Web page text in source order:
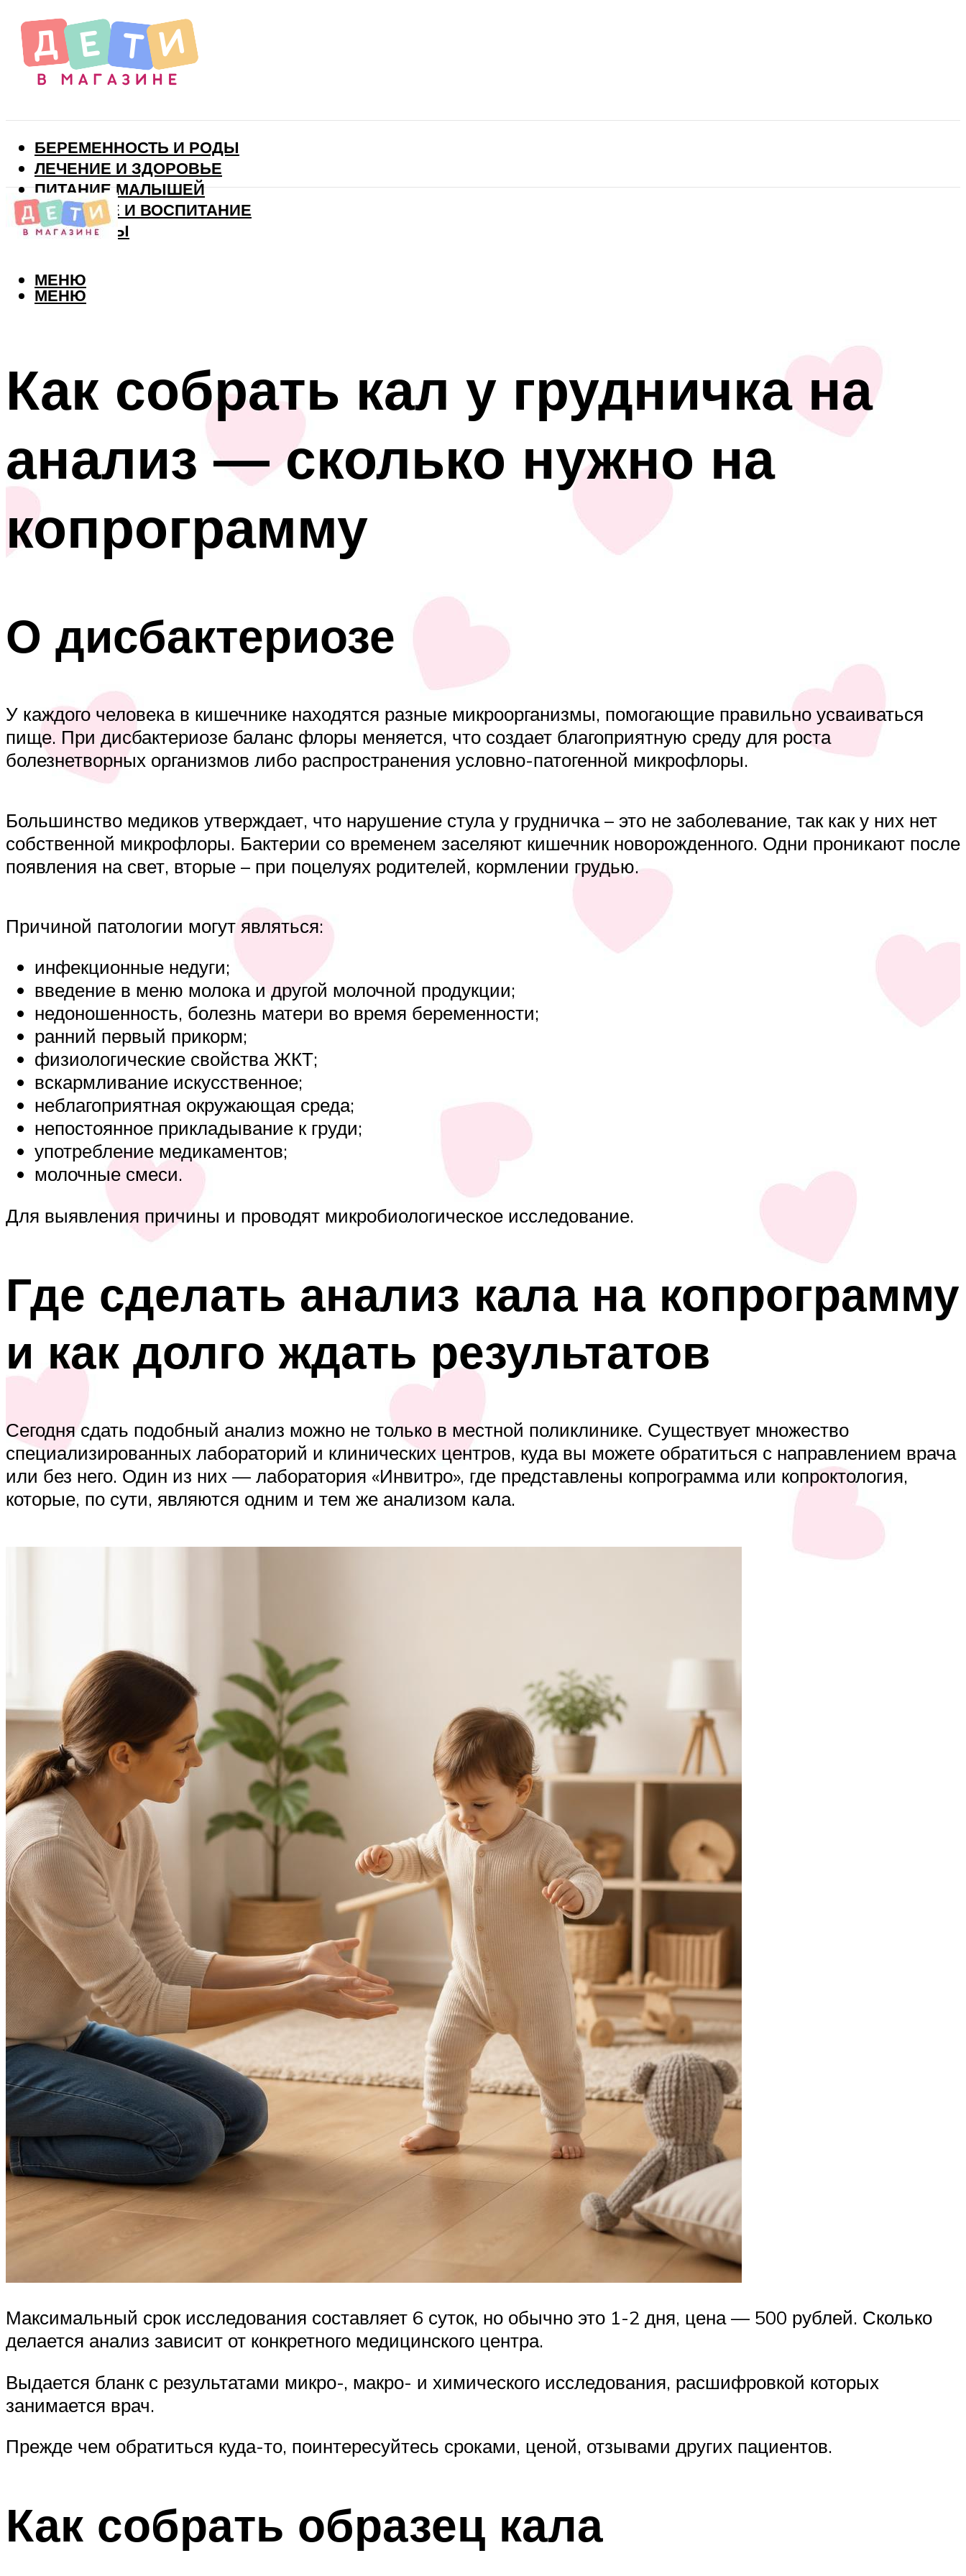
БЕРЕМЕННОСТЬ И РОДЫ
ЛЕЧЕНИЕ И ЗДОРОВЬЕ
ПИТАНИЕ МАЛЫШЕЙ
РАЗВИТИЕ И ВОСПИТАНИЕ
ВИТАМИНЫ
МЕНЮ
МЕНЮ
Как собрать кал у грудничка на
анализ — сколько нужно на
копрограмму
О дисбактериозе
У каждого человека в кишечнике находятся разные микроорганизмы, помогающие правильно усваиваться
пище. При дисбактериозе баланс флоры меняется, что создает благоприятную среду для роста
болезнетворных организмов либо распространения условно-патогенной микрофлоры.
Большинство медиков утверждает, что нарушение стула у грудничка – это не заболевание, так как у них нет
собственной микрофлоры. Бактерии со временем заселяют кишечник новорожденного. Одни проникают после
появления на свет, вторые – при поцелуях родителей, кормлении грудью.
Причиной патологии могут являться:
инфекционные недуги;
введение в меню молока и другой молочной продукции;
недоношенность, болезнь матери во время беременности;
ранний первый прикорм;
физиологические свойства ЖКТ;
вскармливание искусственное;
неблагоприятная окружающая среда;
непостоянное прикладывание к груди;
употребление медикаментов;
молочные смеси.
Для выявления причины и проводят микробиологическое исследование.
Где сделать анализ кала на копрограмму
и как долго ждать результатов
Сегодня сдать подобный анализ можно не только в местной поликлинике. Существует множество
специализированных лабораторий и клинических центров, куда вы можете обратиться с направлением врача
или без него. Один из них — лаборатория «Инвитро», где представлены копрограмма или копроктология,
которые, по сути, являются одним и тем же анализом кала.
Максимальный срок исследования составляет 6 суток, но обычно это 1-2 дня, цена — 500 рублей. Сколько
делается анализ зависит от конкретного медицинского центра.
Выдается бланк с результатами микро-, макро- и химического исследования, расшифровкой которых
занимается врач.
Прежде чем обратиться куда-то, поинтересуйтесь сроками, ценой, отзывами других пациентов.
Как собрать образец кала